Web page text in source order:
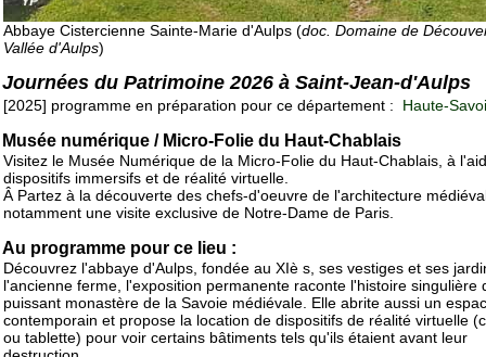
Abbaye Cistercienne Sainte-Marie d'Aulps (doc. Domaine de
Vallée d'Aulps)
Journées du Patrimoine 2026 à Saint-Jean-d'Aulps
[2025] programme en préparation pour ce département : Haute-
Musée numérique / Micro-Folie du Haut-Chablais
Visitez le Musée Numérique de la Micro-Folie du Haut-Chablais, à
dispositifs immersifs et de réalité virtuelle.
Â Partez à la découverte des chefs-d'oeuvre de l'architecture
notamment une visite exclusive de Notre-Dame de Paris.
Au programme pour ce lieu :
Découvrez l'abbaye d'Aulps, fondée au XIè s, ses vestiges et ses
l'ancienne ferme, l'exposition permanente raconte l'histoire singulière
puissant monastère de la Savoie médiévale. Elle abrite aussi un
contemporain et propose la location de dispositifs de réalité virtuelle
ou tablette) pour voir certains bâtiments tels qu'ils étaient avant leur